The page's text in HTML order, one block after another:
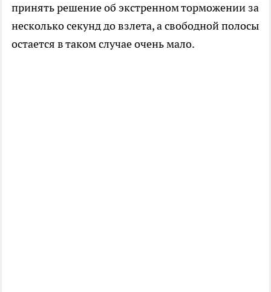
принять решение об экстренном торможении за
несколько секунд до взлета, а свободной полосы
остается в таком случае очень мало.